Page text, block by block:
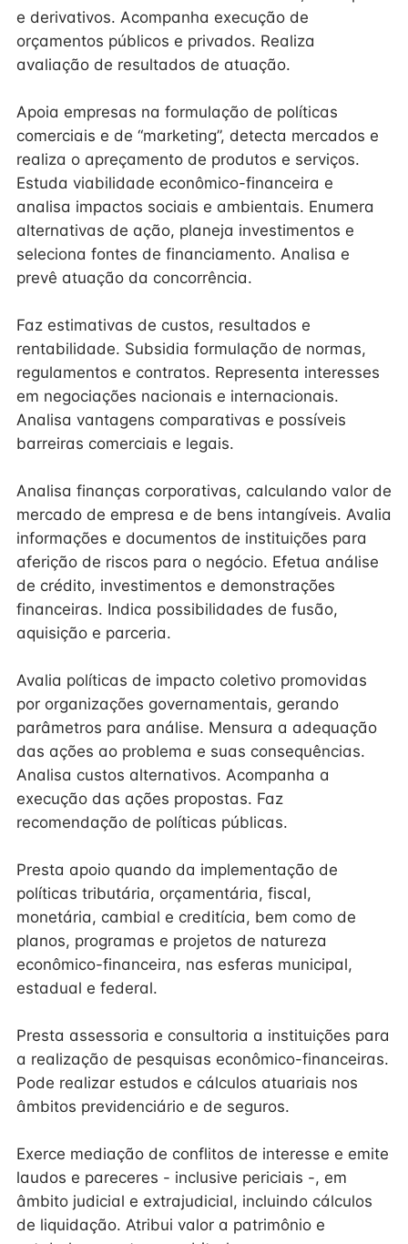
e derivativos. Acompanha execução de
orçamentos públicos e privados. Realiza
avaliação de resultados de atuação.
Apoia empresas na formulação de políticas
comerciais e de “marketing”, detecta mercados e
realiza o apreçamento de produtos e serviços.
Estuda viabilidade econômico-financeira e
analisa impactos sociais e ambientais. Enumera
alternativas de ação, planeja investimentos e
seleciona fontes de financiamento. Analisa e
prevê atuação da concorrência.
Faz estimativas de custos, resultados e
rentabilidade. Subsidia formulação de normas,
regulamentos e contratos. Representa interesses
em negociações nacionais e internacionais.
Analisa vantagens comparativas e possíveis
barreiras comerciais e legais.
Analisa finanças corporativas, calculando valor de
mercado de empresa e de bens intangíveis. Avalia
informações e documentos de instituições para
aferição de riscos para o negócio. Efetua análise
de crédito, investimentos e demonstrações
financeiras. Indica possibilidades de fusão,
aquisição e parceria.
Avalia políticas de impacto coletivo promovidas
por organizações governamentais, gerando
parâmetros para análise. Mensura a adequação
das ações ao problema e suas consequências.
Analisa custos alternativos. Acompanha a
execução das ações propostas. Faz
recomendação de políticas públicas.
Presta apoio quando da implementação de
políticas tributária, orçamentária, fiscal,
monetária, cambial e creditícia, bem como de
planos, programas e projetos de natureza
econômico-financeira, nas esferas municipal,
estadual e federal.
Presta assessoria e consultoria a instituições para
a realização de pesquisas econômico-financeiras.
Pode realizar estudos e cálculos atuariais nos
âmbitos previdenciário e de seguros.
Exerce mediação de conflitos de interesse e emite
laudos e pareceres - inclusive periciais -, em
âmbito judicial e extrajudicial, incluindo cálculos
de liquidação. Atribui valor a patrimônio e